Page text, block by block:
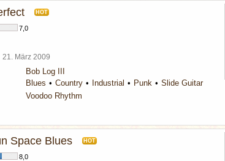
HOT
7,0
21. März 2009
Bob Log III
Blues Country Industrial Punk
Slide Guitar
Voodoo Rhythm
Space Blues HOT
8,0